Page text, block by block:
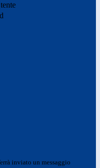
inviato un messaggio